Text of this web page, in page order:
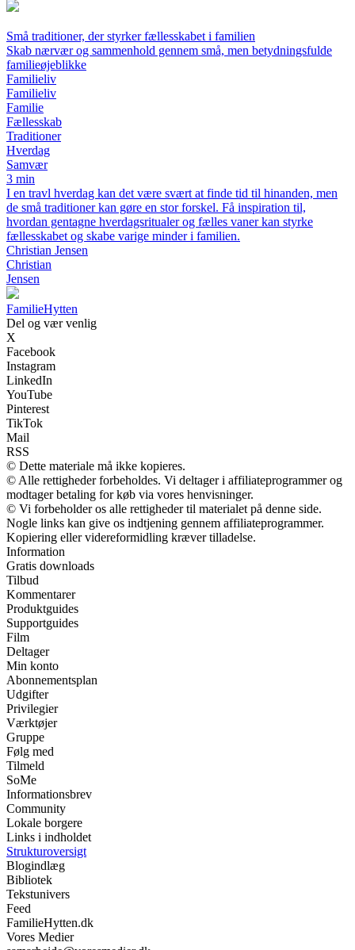
Små traditioner, der styrker fællesskabet i familien
Skab nærvær og sammenhold gennem små, men betydningsfulde
familieøjeblikke
Familieliv
Familieliv
Familie
Fællesskab
Traditioner
Hverdag
Samvær
3 min
I en travl hverdag kan det være svært at finde tid til hinanden, men
de små traditioner kan gøre en stor forskel. Få inspiration til,
hvordan gentagne hverdagsritualer og fælles vaner kan styrke
fællesskabet og skabe varige minder i familien.
Christian Jensen
Christian
Jensen
FamilieHytten
Del og vær venlig
X
Facebook
Instagram
LinkedIn
YouTube
Pinterest
TikTok
Mail
RSS
© Dette materiale må ikke kopieres.
© Alle rettigheder forbeholdes. Vi deltager i affiliateprogrammer og
modtager betaling for køb via vores henvisninger.
© Vi forbeholder os alle rettigheder til materialet på denne side.
Nogle links kan give os indtjening gennem affiliateprogrammer.
Kopiering eller videreformidling kræver tilladelse.
Information
Gratis downloads
Tilbud
Kommentarer
Produktguides
Supportguides
Film
Deltager
Min konto
Abonnementsplan
Udgifter
Privilegier
Værktøjer
Gruppe
Følg med
Tilmeld
SoMe
Informationsbrev
Community
Lokale borgere
Links i indholdet
Strukturoversigt
Blogindlæg
Bibliotek
Tekstunivers
Feed
FamilieHytten.dk
Vores Medier